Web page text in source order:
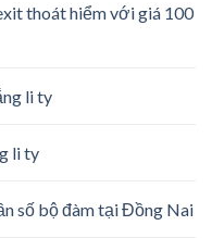
thoát hiểm với giá 100
li ty
li ty
số bộ đàm tại Đồng Nai